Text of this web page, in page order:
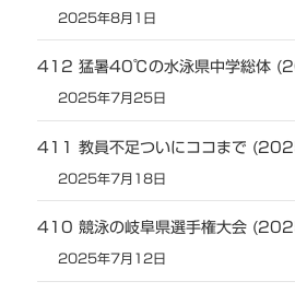
2025年8月1日
412 猛暑40℃の水泳県中学総体
2025年7月25日
411 教員不足ついにココまで
2025年7月18日
410 競泳の岐阜県選手権大会
2025年7月12日